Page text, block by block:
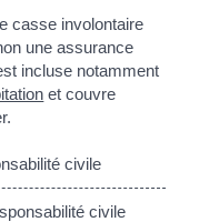
casse involontaire
une assurance
incluse notamment
et couvre
civile
civile